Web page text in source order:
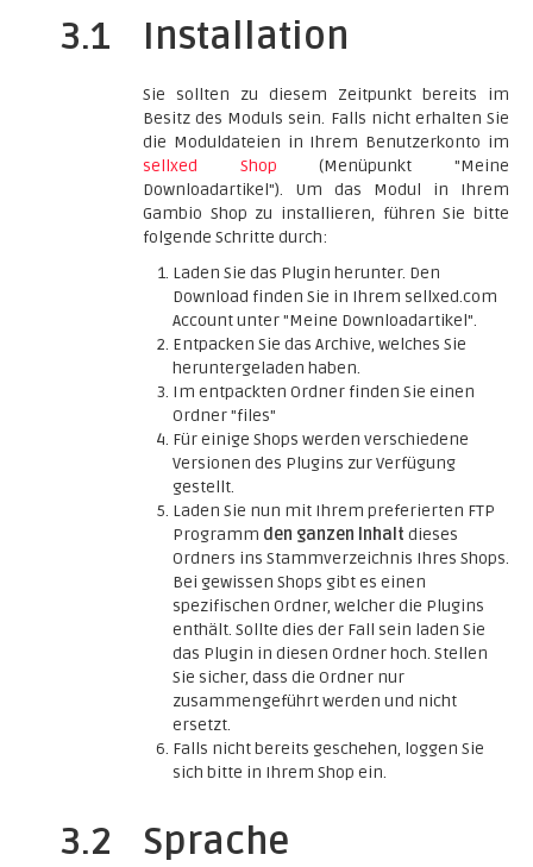
3.1 Installation
Sie sollten zu diesem Zeitpunkt bereits im
Besitz des Moduls sein. Falls nicht erhalten Sie
die Moduldateien in Ihrem Benutzerkonto im
sellxed Shop (Menüpunkt "Meine
Downloadartikel"). Um das Modul in Ihrem
Gambio Shop zu installieren, führen Sie bitte
folgende Schritte durch:
Laden Sie das Plugin herunter. Den
Download finden Sie in Ihrem sellxed.com
Account unter "Meine Downloadartikel".
Entpacken Sie das Archive, welches Sie
heruntergeladen haben.
Im entpackten Ordner finden Sie einen
Ordner "files"
Für einige Shops werden verschiedene
Versionen des Plugins zur Verfügung
gestellt.
Laden Sie nun mit Ihrem preferierten FTP
Programm den ganzen Inhalt dieses
Ordners ins Stammverzeichnis Ihres Shops.
Bei gewissen Shops gibt es einen
spezifischen Ordner, welcher die Plugins
enthält. Sollte dies der Fall sein laden Sie
das Plugin in diesen Ordner hoch. Stellen
Sie sicher, dass die Ordner nur
zusammengeführt werden und nicht
ersetzt.
Falls nicht bereits geschehen, loggen Sie
sich bitte in Ihrem Shop ein.
3.2 Sprache